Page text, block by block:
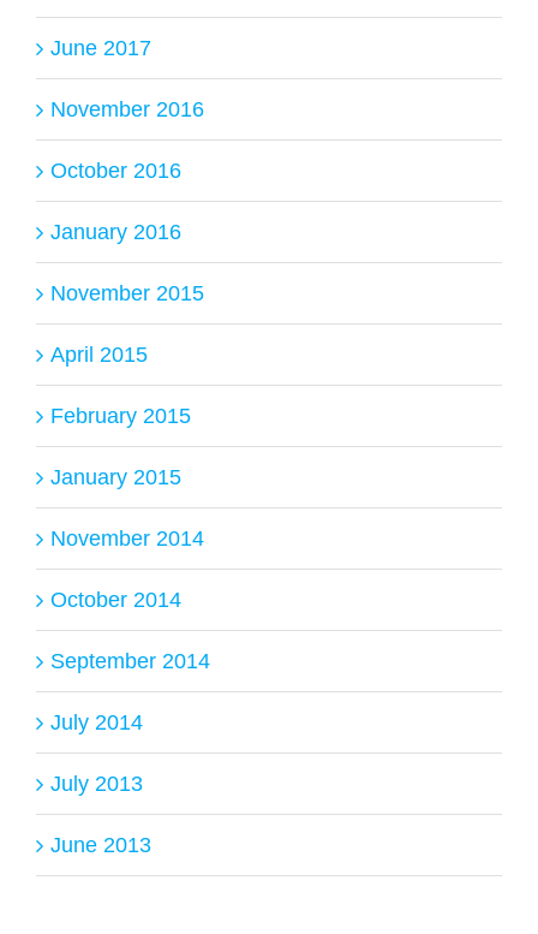
June 2017
November 2016
October 2016
January 2016
November 2015
April 2015
February 2015
January 2015
November 2014
October 2014
September 2014
July 2014
July 2013
June 2013